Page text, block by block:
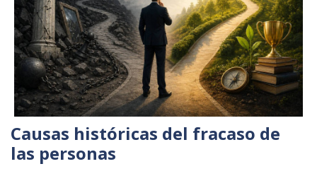
Causas históricas del fracaso de
las personas